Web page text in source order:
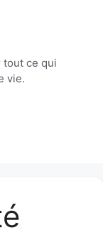
tout ce qui
vie.